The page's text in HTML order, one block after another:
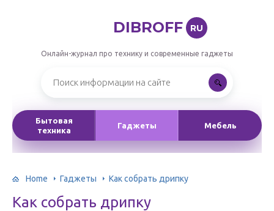
DIBROFF RU
Онлайн-журнал про технику и современные гаджеты
Бытовая
техника
Гаджеты Мебель
Home Гаджеты Как собрать дрипку
Как собрать дрипку